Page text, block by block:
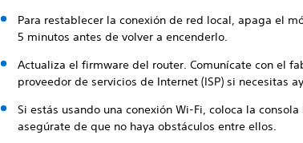
Para restablecer la conexión de red local, apaga el
5 minutos antes de volver a encenderlo.
Actualiza el firmware del router. Comunícate con el
proveedor de servicios de Internet (ISP) si necesitas
Si estás usando una conexión Wi-Fi, coloca la
asegúrate de que no haya obstáculos entre ellos.